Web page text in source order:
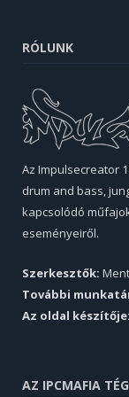
RÓLUNK
Az Impulsecreator
drum and bass,
kapcsolódó
eseményeiről.
Szerkesztők:
További
Az oldal készítője:
AZ IPCMAFIA